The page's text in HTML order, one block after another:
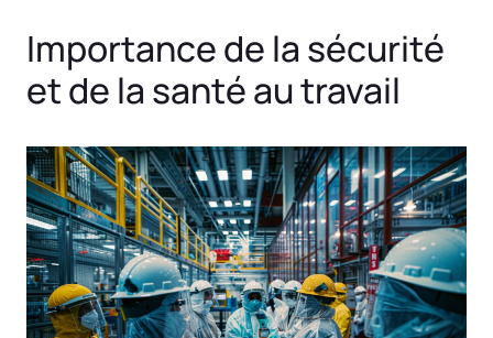
Importance de la sécurité
et de la santé au travail